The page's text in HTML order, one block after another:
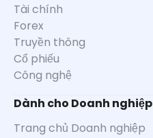
Tài chính
Forex
Truyền thông
Cổ phiếu
Công nghệ
Dành cho Doanh nghiệp
Trang chủ Doanh nghiệp